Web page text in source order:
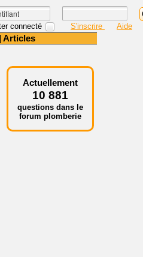
connecté S'inscrire Aide
| Articles
Actuellement
10 881
questions dans le
forum plomberie